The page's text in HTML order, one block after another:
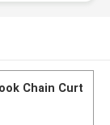
Chain Curt